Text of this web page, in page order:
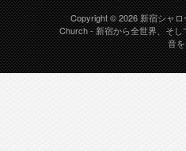
Copyright © 2026新宿シャロ
Church- 新宿から全世界、そし
音